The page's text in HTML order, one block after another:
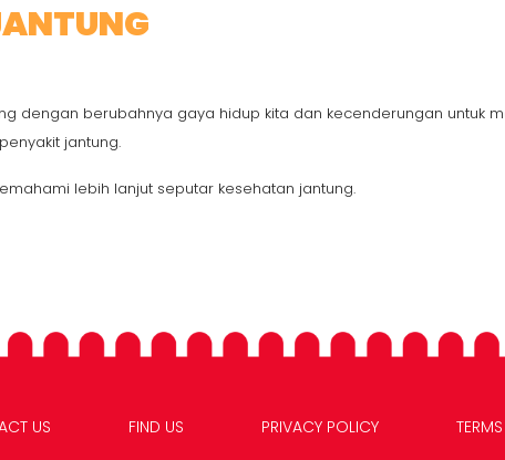
dengan berubahnya gaya hidup kita dan kecenderungan untuk
jantung.
lebih lanjut seputar kesehatan jantung.
US FIND US PRIVACY POLICY